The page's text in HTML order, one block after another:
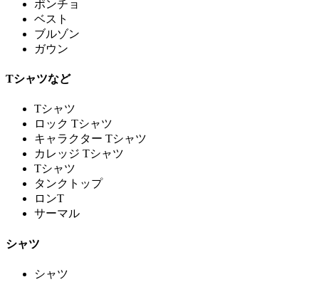
ポンチョ
ベスト
ブルゾン
ガウン
Tシャツなど
Tシャツ
ロック Tシャツ
キャラクター Tシャツ
カレッジ Tシャツ
Tシャツ
タンクトップ
ロンT
サーマル
シャツ
シャツ